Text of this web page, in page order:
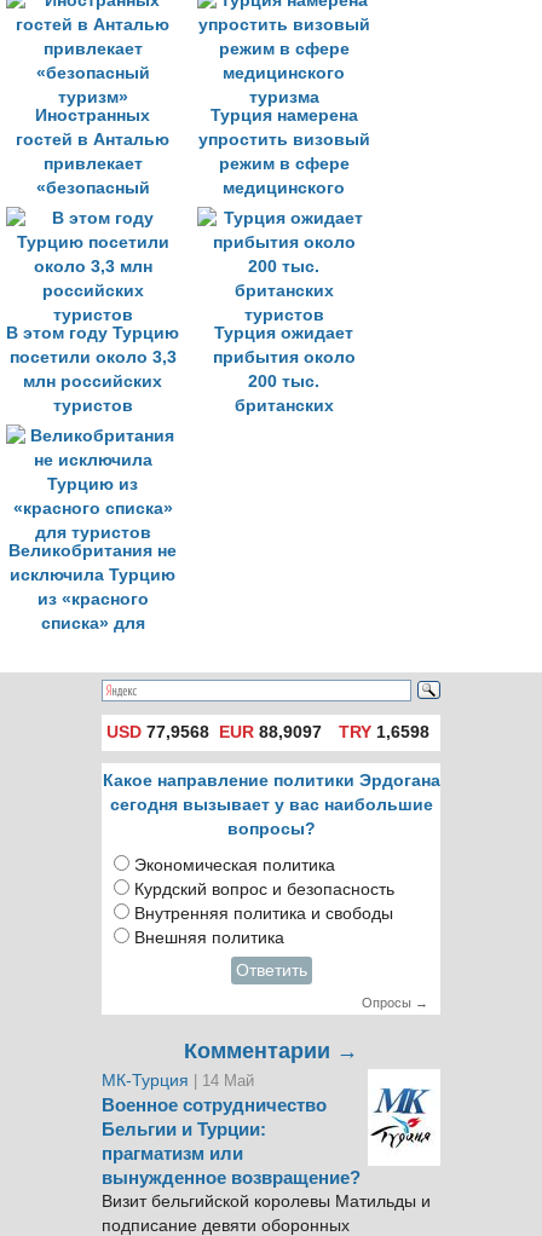
поездки
Иностранных
гостей в Анталью
привлекает
«безопасный
туризм»
Турция намерена
упростить визовый
режим в сфере
медицинского
туризма
В этом году Турцию
посетили около 3,3
млн российских
туристов
Турция ожидает
прибытия около
200 тыс.
британских
Великобритания не
исключила Турцию
из «красного
списка» для
USD 77,9568 EUR 88,9097 TRY1,6598
Какое направление политики Эрдогана
сегодня вызывает у вас наибольшие
вопросы?
Экономическая политика
Курдский вопрос и безопасность
Внутренняя политика и свободы
Внешняя политика
Ответить
Опросы →
Комментарии →
МК-Турция | 14 Май
Военное сотрудничество
Бельгии и Турции:
прагматизм или
вынужденное возвращение?
Визит бельгийской королевы Матильды и
подписание девяти оборонных